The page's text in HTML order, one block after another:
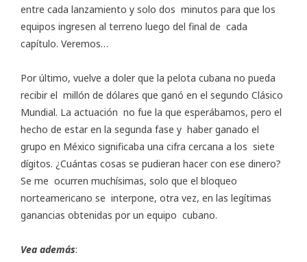
entre cada lanzamiento y solo dos minutos para que los
equipos ingresen al terreno luego del final de cada
capítulo. Veremos…
Por último, vuelve a doler que la pelota cubana no pueda
recibir el millón de dólares que ganó en el segundo Clásico
Mundial. La actuación no fue la que esperábamos, pero el
hecho de estar en la segunda fase y haber ganado el
grupo en México significaba una cifra cercana a los siete
dígitos. ¿Cuántas cosas se pudieran hacer con ese dinero?
Se me ocurren muchísimas, solo que el bloqueo
norteamericano se interpone, otra vez, en las legítimas
ganancias obtenidas por un equipo cubano.
Vea además: